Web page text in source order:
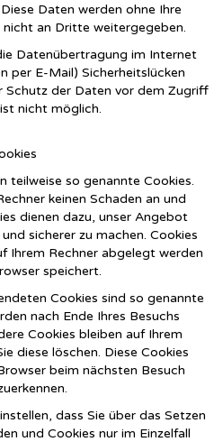
Daten werden ohne Ihre
an Dritte weitergegeben.
Datenübertragung im Internet
per E-Mail) Sicherheitslücken
Schutz der Daten vor dem Zugriff
nicht möglich.
teilweise so genannte Cookies.
keinen Schaden an und
dienen dazu, unser Angebot
sicherer zu machen. Cookies
Ihrem Rechner abgelegt werden
speichert.
Cookies sind so genannte
nach Ende Ihres Besuchs
Cookies bleiben auf Ihrem
diese löschen. Diese Cookies
beim nächsten Besuch
dass Sie über das Setzen
und Cookies nur im Einzelfall